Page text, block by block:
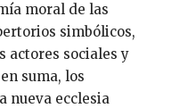
moral de las
simbólicos,
actores sociales y
suma, los
nueva ecclesia